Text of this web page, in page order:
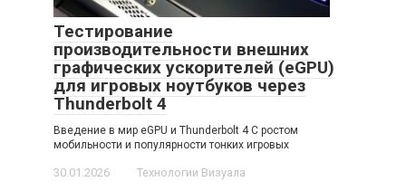
Тестирование
производительности внешних
графических ускорителей (eGPU)
для игровых ноутбуков через
Thunderbolt 4
Введение в мир eGPU и Thunderbolt 4 С ростом
мобильности и популярности тонких игровых
30.01.2026 Технологии Визуала